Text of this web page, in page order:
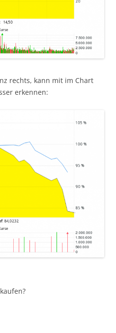
rechts, kann mit im Chart
erkennen: